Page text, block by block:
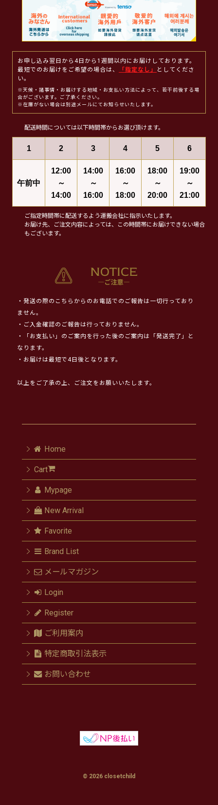
お申し込み翌日から4日から1週間以内にお届けしております。
最短でのお届けをご希望の場合は、
「指定なし」
としてくださ
い。
※天候・諸事情・お届けする地域・お支払い方法によって、若干前後する場
合がございます。ご了承ください。
※在庫がない場合は別途メールにてお知らせいたします。
配送時間については以下時間帯からお選び頂けます。
1 2 3 4 5 6
午前中
12:00
～
14:00
14:00
～
16:00
16:00
～
18:00
18:00
～
20:00
19:00
～
21:00
ご指定時間帯に配送するよう運搬会社に指示いたします。
お届け先、ご注文内容によっては、この時間帯にお届けできない場合
もございます。
・発送の際のこちらからのお電話でのご報告は一切行っており
ません。
・ご入金確認のご報告は行っておりません。
・「お支払い」のご案内を行った後のご案内は「発送完了」と
なります。
・お届けは最短で4日後となります。
以上をご了承の上、ご注文をお願いいたします。
Home
Cart
Mypage
New Arrival
Favorite
Brand List
メールマガジン
Login
Register
ご利用案内
特定商取引法表示
お問い合わせ
© 2026 closetchild